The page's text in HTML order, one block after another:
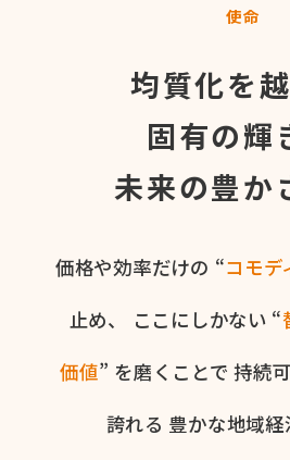
使命
均質化を越
固有の輝
未来の豊か
価格や​効率だけの​ “コモデ
止め、
ここに​しかない​ “
価値” を​磨く​ことで 持続
誇れる 豊かな​地域